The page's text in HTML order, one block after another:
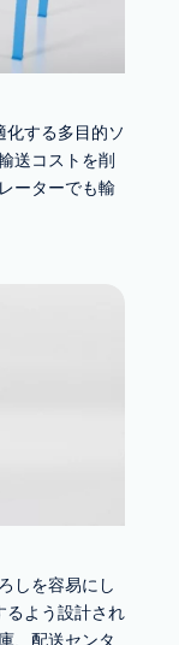
化する多目的ソ
送コストを削
ーターでも輸
しを容易にし
るよう設計され
、配送センタ